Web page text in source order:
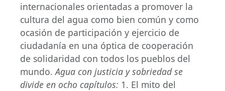
internacionales orientadas a promover la
cultura del agua como bien común y como
ocasión de participación y ejercicio de
ciudadanía en una óptica de cooperación
de solidaridad con todos los pueblos del
mundo.Agua con justicia y sobriedad se
divide en ocho capítulos: 1. El mito del